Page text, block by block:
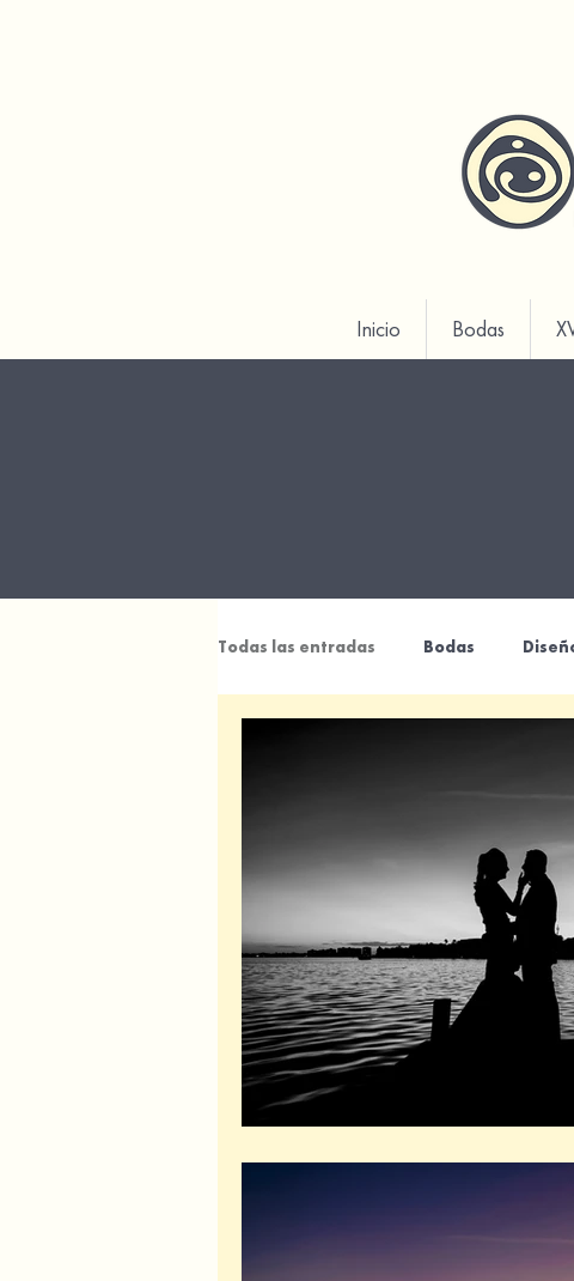
Inicio Bodas
Todas las entradas Bodas